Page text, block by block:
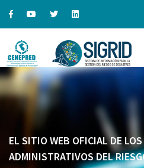
EL SITIO WEB OFICIAL DE
ADMINISTRATIVOS DEL